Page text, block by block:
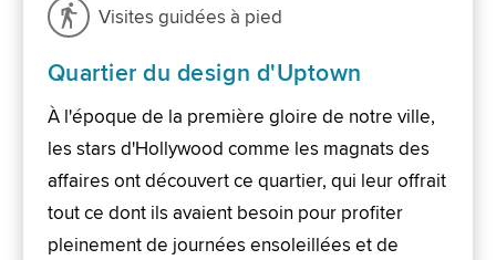
Visites guidées à pied
Quartier du design d'Uptown
À l'époque de la première gloire de notre ville,
les stars d'Hollywood comme les magnats des
affaires ont découvert ce quartier, qui leur offrait
tout ce dont ils avaient besoin pour profiter
pleinement de journées ensoleillées et de